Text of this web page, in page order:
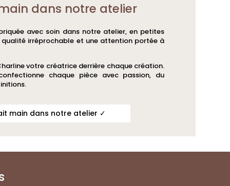
dans notre atelier
avec soin dans notre atelier, en petites
qualité irréprochable et une attention portée à
votre créatrice derrière chaque création.
chaque pièce avec passion, du
main dans notre atelier ✓